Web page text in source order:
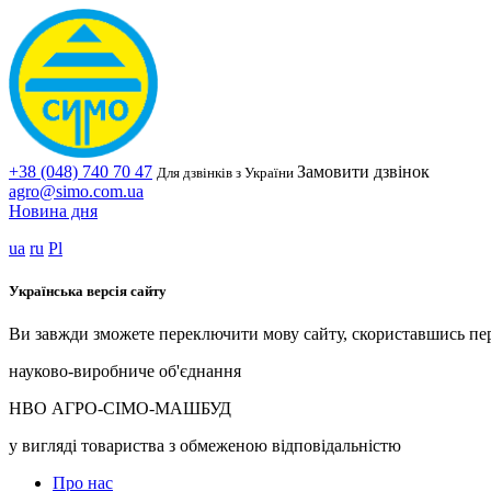
+38 (048) 740 70 47 Для дзвінків з України Замовити дзвінок
agro@simo.com.ua
Новина дня
ua ru Pl
Українська версія сайту
Ви завжди зможете переключити мову сайту, скориставшись
науково-виробниче об'єднання
НВО АГРО-СІМО-МАШБУД
у вигляді товариства з обмеженою відповідальністю
Про нас